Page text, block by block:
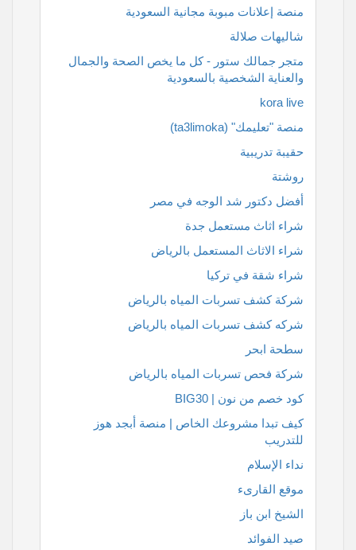
منصة إعلانات مبوبة مجانية السعودية
شاليهات صلالة
متجر جمالك ستور - كل ما يخص الصحة والجمال
والعناية الشخصية بالسعودية
kora live
منصة "تعليمك" (ta3limoka)
حقيبة تدريبية
روشتة
أفضل دكتور شد الوجه في مصر
شراء اثاث مستعمل جدة
شراء الاثاث المستعمل بالرياض
شراء شقة في تركيا
شركة كشف تسربات المياه بالرياض
شركه كشف تسربات المياه بالرياض
سطحة ابحر
شركة فحص تسربات المياه بالرياض
كود خصم من نون | BIG30
كيف تبدا مشروعك الخاص | منصة أبجد هوز
للتدريب
نداء الإسلام
موقع القارىء
الشيخ ابن باز
صيد الفوائد